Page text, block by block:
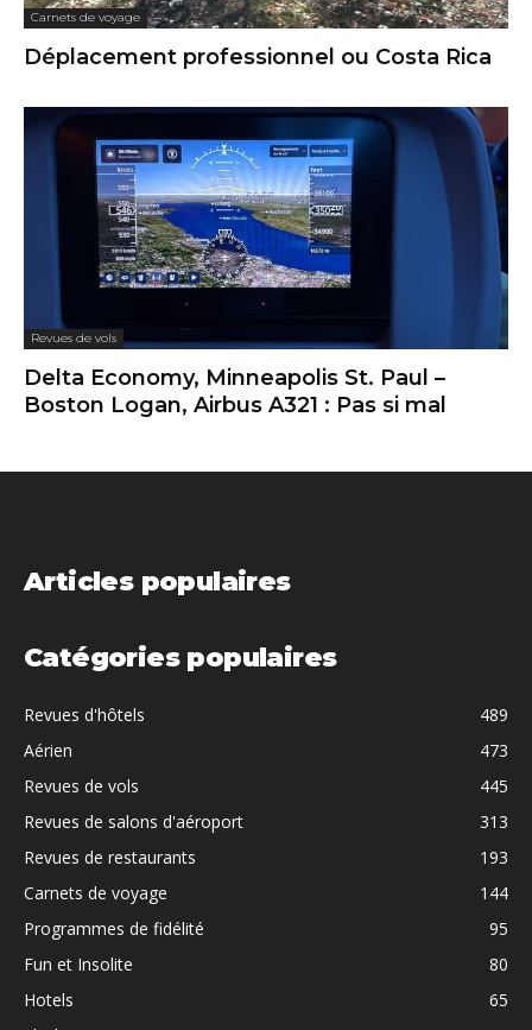
Carnets de voyage
Déplacement professionnel ou Costa Rica
Revues de vols
Delta Economy, Minneapolis St. Paul –
Boston Logan, Airbus A321 : Pas si mal
Articles populaires
Catégories populaires
Revues d'hôtels
489
Aérien
473
Revues de vols
445
Revues de salons d'aéroport
313
Revues de restaurants
193
Carnets de voyage
144
Programmes de fidélité
95
Fun et Insolite
80
Hotels
65